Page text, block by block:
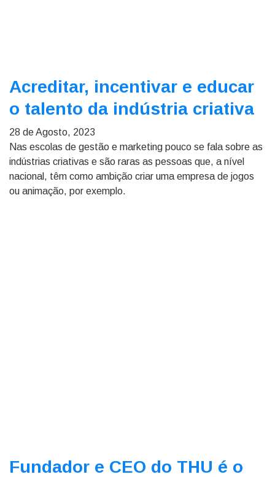
Acreditar, incentivar e educar
o talento da indústria criativa
28 de Agosto, 2023
Nas escolas de gestão e marketing pouco se fala sobre as
indústrias criativas e são raras as pessoas que, a nível
nacional, têm como ambição criar uma empresa de jogos
ou animação, por exemplo.
Fundador e CEO do THU é o